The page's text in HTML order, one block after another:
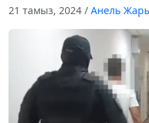
21 тамыз, 2024 / Анель